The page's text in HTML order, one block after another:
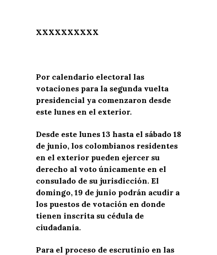
XXXXXXXXXX
Por calendario electoral las
votaciones para la segunda vuelta
presidencial ya comenzaron desde
este lunes en el exterior.
Desde este lunes 13 hasta el sábado 18
de junio, los colombianos residentes
en el exterior pueden ejercer su
derecho al voto únicamente en el
consulado de su jurisdicción. El
domingo, 19 de junio podrán acudir a
los puestos de votación en donde
tienen inscrita su cédula de
ciudadanía.
Para el proceso de escrutinio en las